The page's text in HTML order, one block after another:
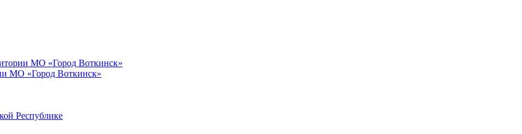
МО «Город Воткинск»
МО «Город Воткинск»
Республике